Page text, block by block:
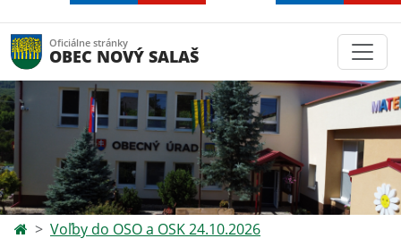
Oficiálne stránky
OBEC NOVÝ SALAŠ
Voľby do OSO a OSK 24.10.2026